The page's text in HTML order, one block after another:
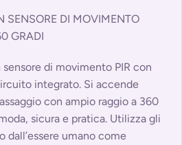
SENSORE DI MOVIMENTO
GRADI
di movimento PIR con
integrato. Si accende
con ampio raggio a 360
sicura e pratica. Utilizza gli
dall’essere umano come